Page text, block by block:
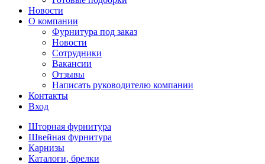
Новости
О компании
Фурнитура под заказ
Новости
Сотрудники
Вакансии
Отзывы
Написать руководителю компании
Контакты
Вход
Шторная фурнитура
Швейная фурнитура
Карнизы
Каталоги, брелки